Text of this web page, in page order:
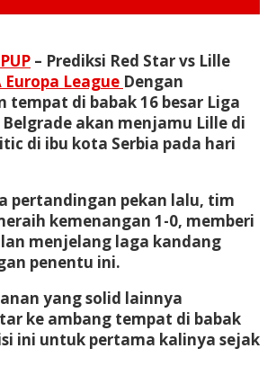
– Prediksi Red Star vs Lille
Europa League Dengan
tempat di babak 16 besar Liga
Belgrade akan menjamu Lille di
di ibu kota Serbia pada hari
pertandingan pekan lalu, tim
kemenangan 1-0, memberi
menjelang laga kandang
penentu ini.
yang solid lainnya
ke ambang tempat di babak
ini untuk pertama kalinya sejak